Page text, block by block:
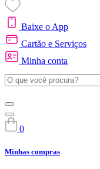
Baixe o App
Cartão e Serviços
Minha conta
0
Minhas compras